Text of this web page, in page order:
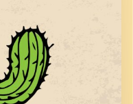
and synths (on all
except #9 & #13)
(on #3 Taurus)
הוקדשה לפסטיבל.
שיופיעו בפסטיבל:
מתן קליין ,